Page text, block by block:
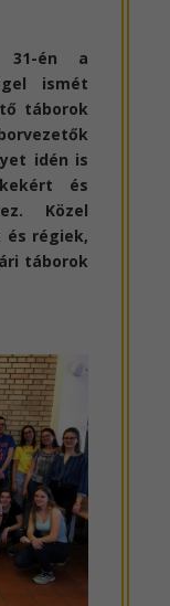
31-én a
ismét
táborok
idén is
és
Közel
régiek,
táborok